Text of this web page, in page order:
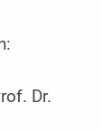
Dr.